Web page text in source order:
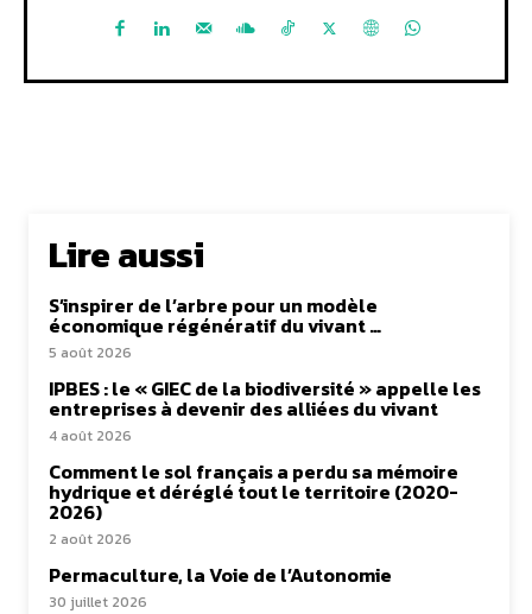
Lire aussi
S’inspirer de l’arbre pour un modèle
économique régénératif du vivant …
5 août 2026
IPBES : le « GIEC de la biodiversité » appelle les
entreprises à devenir des alliées du vivant
4 août 2026
Comment le sol français a perdu sa mémoire
hydrique et déréglé tout le territoire (2020-
2026)
2 août 2026
Permaculture, la Voie de l’Autonomie
30 juillet 2026